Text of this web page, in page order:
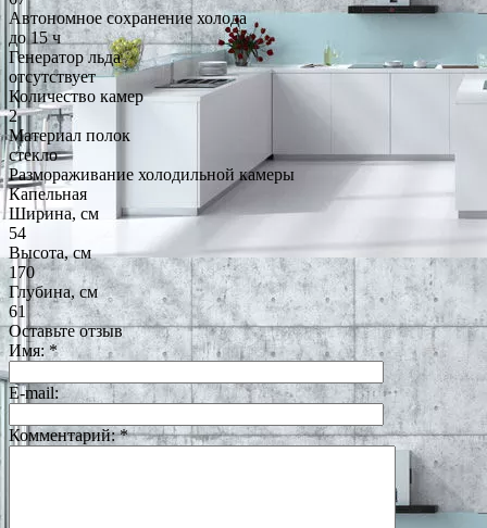
Автономное сохранение холода
до 15 ч
Генератор льда
отсутствует
Количество камер
2
Материал полок
стекло
Размораживание холодильной камеры
Капельная
Ширина, см
54
Высота, см
170
Глубина, см
61
Оставьте отзыв
Имя:*
E-mail:
Комментарий:*